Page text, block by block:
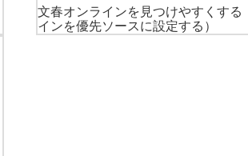
文春オンラインを見つけやすくする
インを優先ソースに設定する）